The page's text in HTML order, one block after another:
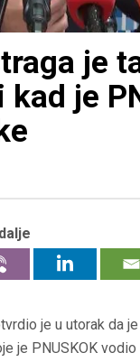
je
je
je u utorak da
je PNUSKOK